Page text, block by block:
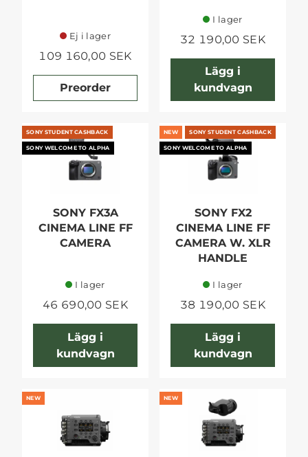
Ej i lager
109 160,00 SEK
Preorder
I lager
32 190,00 SEK
Lägg i
kundvagn
SONY STUDENT CASHBACK
SONY WELCOME TO ALPHA
SONY FX3A
CINEMA LINE FF
CAMERA
I lager
46 690,00 SEK
Lägg i
kundvagn
NEW SONY STUDENT CASHBACK
SONY WELCOME TO ALPHA
SONY FX2
CINEMA LINE FF
CAMERA W. XLR
HANDLE
I lager
38 190,00 SEK
Lägg i
kundvagn
NEW NEW